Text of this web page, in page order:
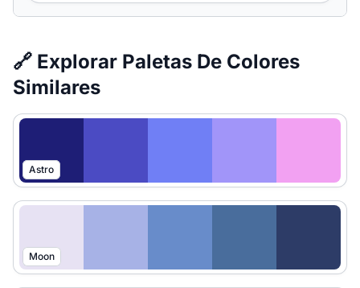
🔗 Explorar Paletas De Colores
Similares
Astro
Moon